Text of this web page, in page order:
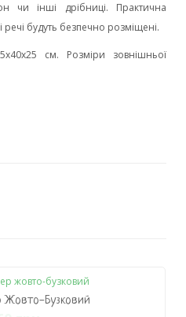
чи інші дрібниці. Практична
речі будуть безпечно розміщені.
см. Розміри зовнішньої
Жовто-Бузковий